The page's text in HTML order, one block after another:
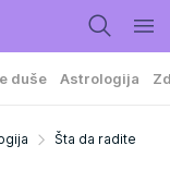
duše Astrologija
Šta da radite